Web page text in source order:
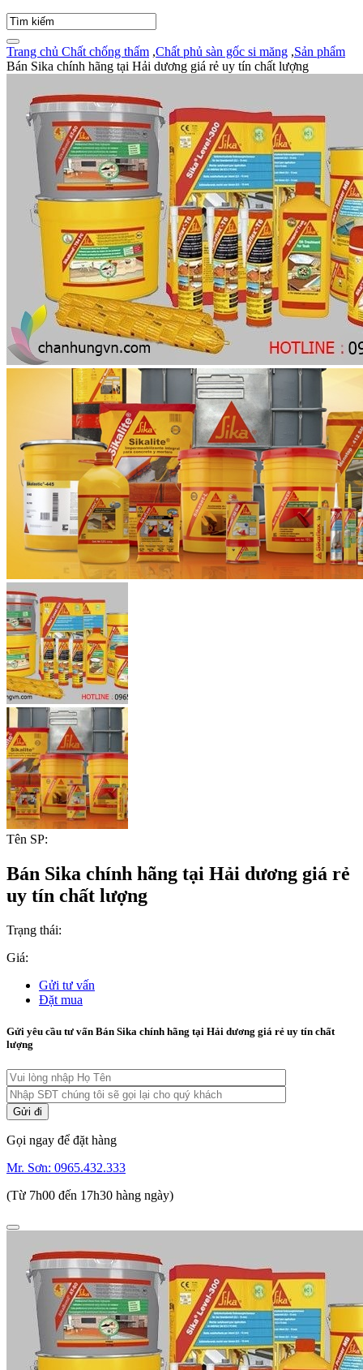
Trang chủ Chất chống thấm ,Chất phủ sàn gốc si măng ,Sản phẩm
Bán Sika chính hãng tại Hải dương giá rẻ uy tín chất lượng
Tên SP:
Bán Sika chính hãng tại Hải dương giá rẻ
uy tín chất lượng
Trạng thái:
Giá:
Gửi tư vấn
Đặt mua
Gửi yêu cầu tư vấn Bán Sika chính hãng tại Hải dương giá rẻ uy tín chất
lượng
Gọi ngay để đặt hàng
Mr. Sơn: 0965.432.333
(Từ 7h00 đến 17h30 hàng ngày)